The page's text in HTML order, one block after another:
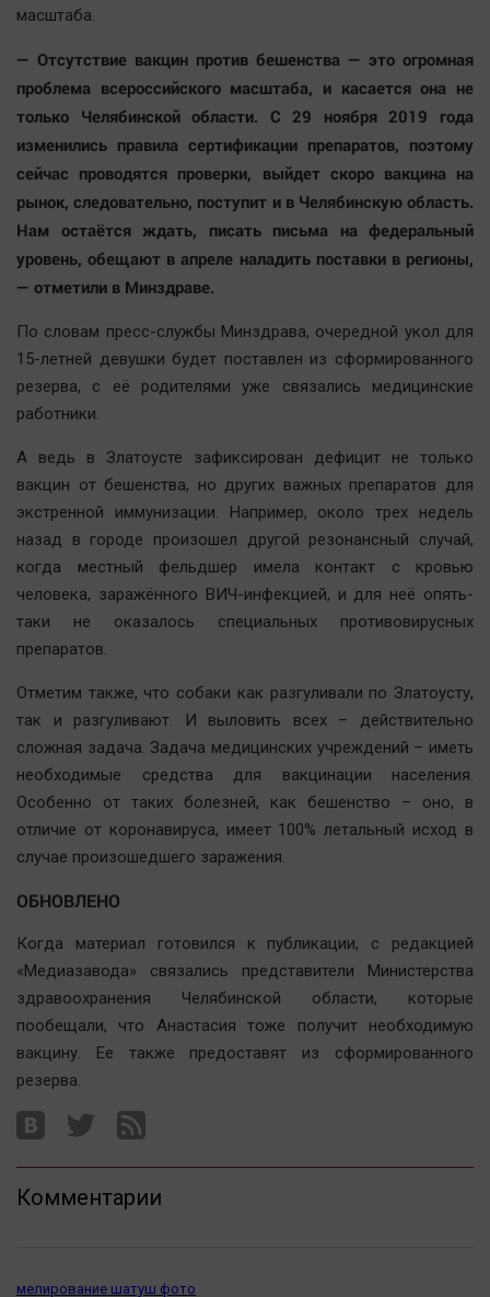
масштаба.
— Отсутствие вакцин против бешенства — это огромная
проблема всероссийского масштаба, и касается она не
только Челябинской области. С 29 ноября 2019 года
изменились правила сертификации препаратов, поэтому
сейчас проводятся проверки, выйдет скоро вакцина на
рынок, следовательно, поступит и в Челябинскую область.
Нам остаётся ждать, писать письма на федеральный
уровень, обещают в апреле наладить поставки в регионы,
— отметили в Минздраве.
По словам пресс-службы Минздрава, очередной укол для
15-летней девушки будет поставлен из сформированного
резерва, с её родителями уже связались медицинские
работники.
А ведь в Златоусте зафиксирован дефицит не только
вакцин от бешенства, но других важных препаратов для
экстренной иммунизации. Например, около трех недель
назад в городе произошел другой резонансный случай,
когда местный фельдшер имела контакт с кровью
человека, заражённого ВИЧ-инфекцией, и для неё опять-
таки не оказалось специальных противовирусных
препаратов.
Отметим также, что собаки как разгуливали по Златоусту,
так и разгуливают. И выловить всех – действительно
сложная задача. Задача медицинских учреждений – иметь
необходимые средства для вакцинации населения.
Особенно от таких болезней, как бешенство – оно, в
отличие от коронавируса, имеет 100% летальный исход в
случае произошедшего заражения.
ОБНОВЛЕНО
Когда материал готовился к публикации, с редакцией
«Медиазавода» связались представители Министерства
здравоохранения Челябинской области, которые
пообещали, что Анастасия тоже получит необходимую
вакцину. Ее также предоставят из сформированного
резерва.
Комментарии
мелирование шатуш фото